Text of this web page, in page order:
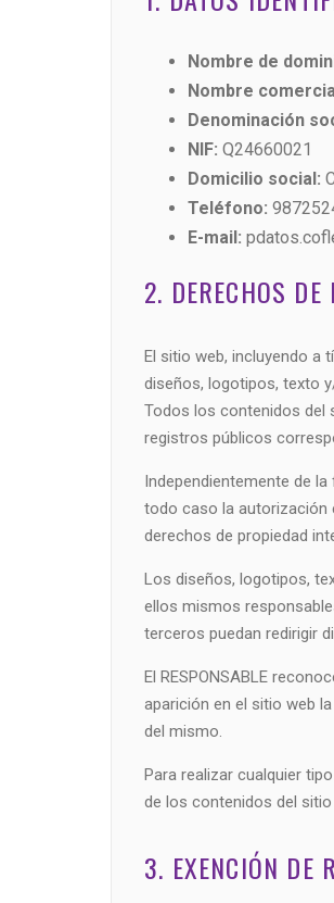
Nombre de
Nombre
Denominación
NIF: Q24660021
Domicilio social:
Teléfono:
E-mail:
2. DERECHOS
El sitio web, incluyendo a
diseños, logotipos, texto
Todos los contenidos del
registros públicos
Independientemente de
todo caso la autorización
derechos de propiedad
Los diseños, logotipos,
ellos mismos
terceros puedan redirigir
El RESPONSABLE
aparición en el sitio web
del mismo.
Para realizar cualquier
de los contenidos del
3. EXENCIÓN DE